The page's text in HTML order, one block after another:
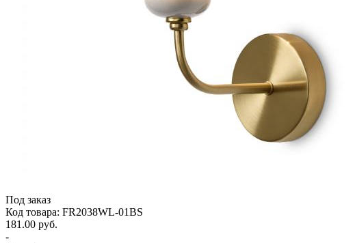
Под заказ
Код товара: FR2038WL-01BS
181.00 руб.
-